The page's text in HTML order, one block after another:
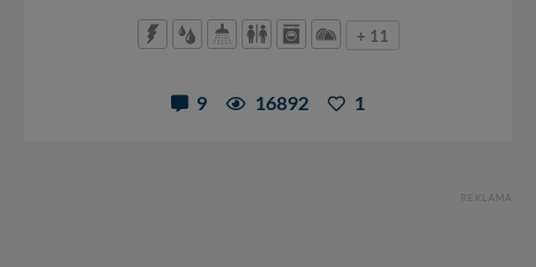
+ 11
9 16892 1
REKLAMA